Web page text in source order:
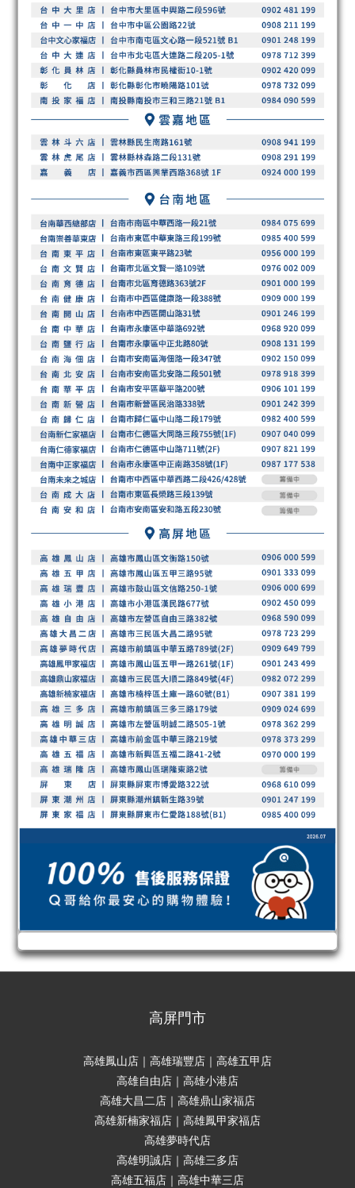
高屏門市
高雄鳳山店｜高雄瑞豐店｜高雄五甲店
高雄自由店｜高雄小港店
高雄大昌二店｜高雄鼎山家福店
高雄新楠家福店｜高雄鳳甲家福店
高雄夢時代店
高雄明誠店｜高雄三多店
高雄五福店｜高雄中華三店